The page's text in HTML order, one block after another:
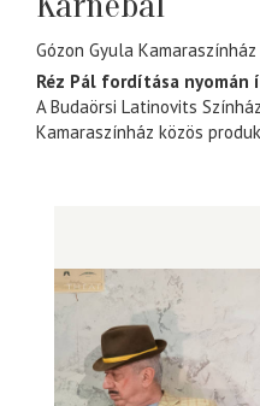
Gózon Gyula Kamaraszínház
Réz Pál fordítása nyomán
A Budaörsi Latinovits
Kamaraszínház közös